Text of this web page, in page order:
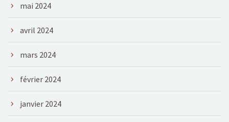
mai 2024
avril 2024
mars 2024
février 2024
janvier 2024